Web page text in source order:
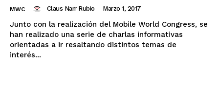
MWC Claus Narr Rubio - Marzo 1, 2017
Junto con la realización del Mobile World Congress, se
han realizado una serie de charlas informativas
orientadas a ir resaltando distintos temas de
interés...